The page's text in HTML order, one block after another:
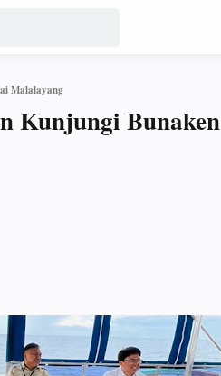
Malalayang
Kunjungi Bunaken